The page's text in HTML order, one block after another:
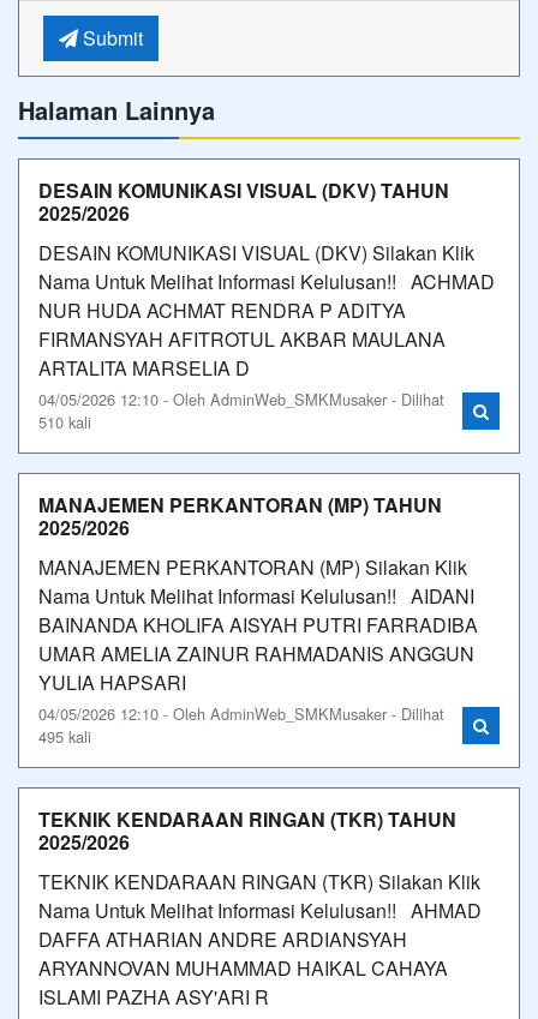
Submit
Halaman Lainnya
DESAIN KOMUNIKASI VISUAL (DKV) TAHUN
2025/2026
DESAIN KOMUNIKASI VISUAL (DKV) Silakan Klik
Nama Untuk Melihat Informasi Kelulusan!! ACHMAD
NUR HUDA ACHMAT RENDRA P ADITYA
FIRMANSYAH AFITROTUL AKBAR MAULANA
ARTALITA MARSELIA D
04/05/2026 12:10 - Oleh AdminWeb_SMKMusaker - Dilihat
510 kali
MANAJEMEN PERKANTORAN (MP) TAHUN
2025/2026
MANAJEMEN PERKANTORAN (MP) Silakan Klik
Nama Untuk Melihat Informasi Kelulusan!! AIDANI
BAINANDA KHOLIFA AISYAH PUTRI FARRADIBA
UMAR AMELIA ZAINUR RAHMADANIS ANGGUN
YULIA HAPSARI
04/05/2026 12:10 - Oleh AdminWeb_SMKMusaker - Dilihat
495 kali
TEKNIK KENDARAAN RINGAN (TKR) TAHUN
2025/2026
TEKNIK KENDARAAN RINGAN (TKR) Silakan Klik
Nama Untuk Melihat Informasi Kelulusan!! AHMAD
DAFFA ATHARIAN ANDRE ARDIANSYAH
ARYANNOVAN MUHAMMAD HAIKAL CAHAYA
ISLAMI PAZHA ASY'ARI R